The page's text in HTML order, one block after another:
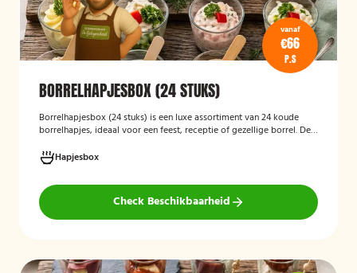
vanaf
€66
P.S
BORRELHAPJESBOX (24 STUKS)
Borrelhapjesbox (24 stuks) is een luxe assortiment van 24 koude
borrelhapjes, ideaal voor een feest, receptie of gezellige borrel. De
zalmrolletjes, brie met notenmelange en vitello tonato, verzorgd
gepresenteerd en direct klaar om te serveren.
Hapjesbox
Check Beschikbaarheid